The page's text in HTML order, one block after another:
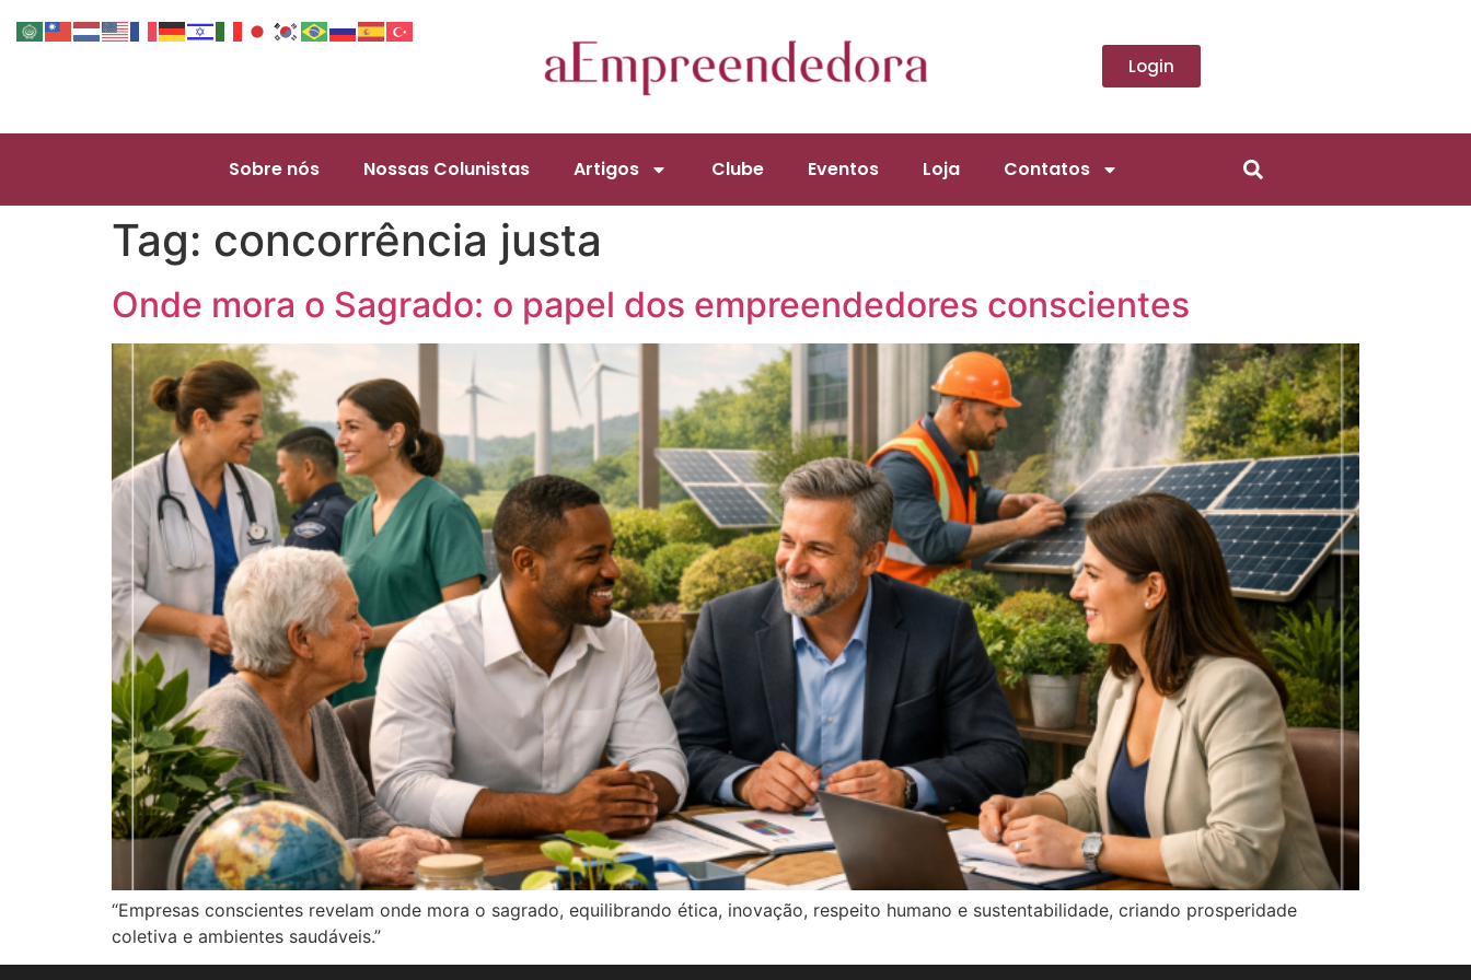
Login
Sobre nós Nossas Colunistas Artigos Clube Eventos Loja Contatos
Tag: concorrência justa
Onde mora o Sagrado: o papel dos empreendedores conscientes
“Empresas conscientes revelam onde mora o sagrado, equilibrando ética, inovação, respeito humano e sustentabilidade, criando prosperidade
coletiva e ambientes saudáveis.”